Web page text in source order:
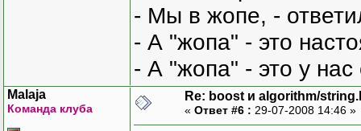
- Мы в жопе, -
- А "жопа" - это
- А "жопа" - это у
Malaja
Команда клуба
Re: boost и algorithm/
« Ответ #6 : 29-07-2008 14:46 »